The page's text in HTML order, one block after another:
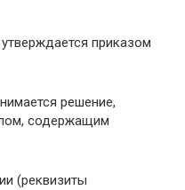
приказом
решение,
содержащим
(реквизиты